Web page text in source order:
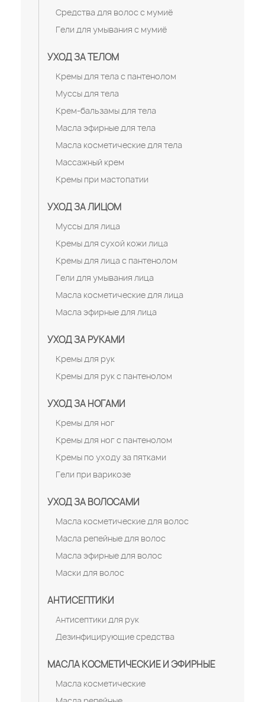
Средства для волос с мумиё
Гели для умывания с мумиё
УХОД ЗА ТЕЛОМ
Кремы для тела с пантенолом
Муссы для тела
Крем-бальзамы для тела
Масла эфирные для тела
Масла косметические для тела
Массажный крем
Кремы при мастопатии
УХОД ЗА ЛИЦОМ
Муссы для лица
Кремы для сухой кожи лица
Кремы для лица с пантенолом
Гели для умывания лица
Масла косметические для лица
Масла эфирные для лица
УХОД ЗА РУКАМИ
Кремы для рук
Кремы для рук с пантенолом
УХОД ЗА НОГАМИ
Кремы для ног
Кремы для ног с пантенолом
Кремы по уходу за пятками
Гели при варикозе
УХОД ЗА ВОЛОСАМИ
Масла косметические для волос
Масла репейные для волос
Масла эфирные для волос
Маски для волос
АНТИСЕПТИКИ
Антисептики для рук
Дезинфицирующие средства
МАСЛА КОСМЕТИЧЕСКИЕ И ЭФИРНЫЕ
Масла косметические